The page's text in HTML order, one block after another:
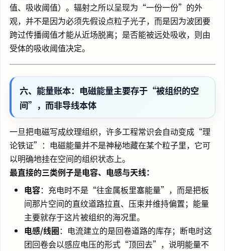
值、吸收阈值）。辐射之所以呈现为“一份一份”的外
观，并不是因为必须先假设点粒子光子，而是因为波团要
跨过传播阈值才能从近场脱离；是否能被远处吸收，则由
受体的吸收阈值决定。
六、能量账本：电磁能量主要存于“被组织的空
间”，而非导线本体
一旦把电磁写成纹理组织，许多工程常识会自动变成“理
论铁证”：电磁能量并不是神秘地藏在某个粒子里，它可
以明确地挂在空间的组织状态上。
最直接的三类例子是电容、电感与天线：
电容：充电时不是“往金属板里塞能量”，而是把板
间那片空间的直纹道路拉直、压束并维持偏置；能量
主要就存于这片被组织的海况里。
电感/线圈：电流建立的是回卷道路的库存；断电时这
团回卷会以感应电压的形式“顶回去”，说明能量不